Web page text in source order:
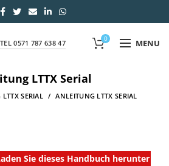
TEL 0571 787 638 47
0 MENU
LTTX Serial
SERIAL ANLEITUNG LTTX SERIAL
Sie dieses Handbuch herunter